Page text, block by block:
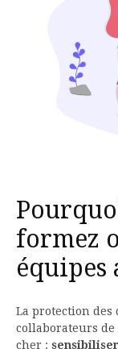
formez
équipes
La protection des
collaborateurs
cher :